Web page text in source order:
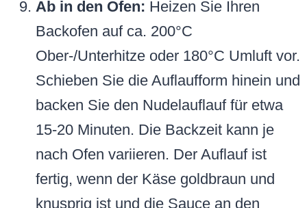
Ab in den Ofen: Heizen Sie Ihren
Backofen auf ca. 200°C
Ober-/Unterhitze oder 180°C Umluft vor.
Schieben Sie die Auflaufform hinein und
backen Sie den Nudelauflauf für etwa
15-20 Minuten. Die Backzeit kann je
nach Ofen variieren. Der Auflauf ist
fertig, wenn der Käse goldbraun und
knusprig ist und die Sauce an den